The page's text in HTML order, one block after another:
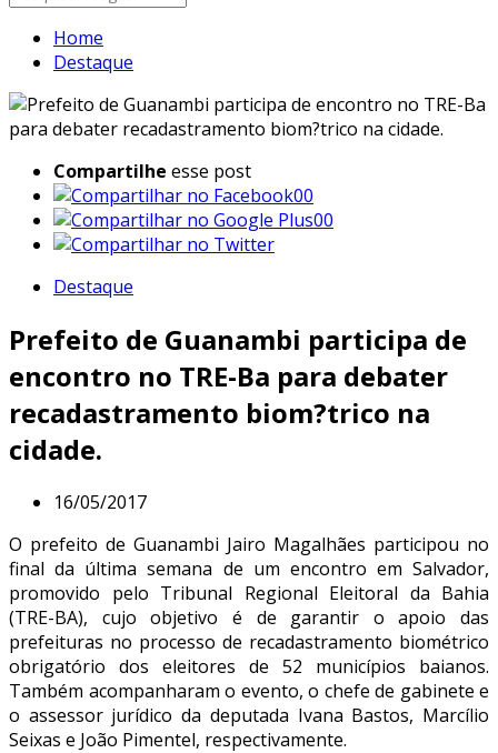
Home
Destaque
Compartilhe esse post
00
00
Destaque
Prefeito de Guanambi participa de
encontro no TRE-Ba para debater
recadastramento biom?trico na
cidade.
16/05/2017
O prefeito de Guanambi Jairo Magalhães participou no
final da última semana de um encontro em Salvador,
promovido pelo Tribunal Regional Eleitoral da Bahia
(TRE-BA), cujo objetivo é de garantir o apoio das
prefeituras no processo de recadastramento biométrico
obrigatório dos eleitores de 52 municípios baianos.
Também acompanharam o evento, o chefe de gabinete e
o assessor jurídico da deputada Ivana Bastos, Marcílio
Seixas e João Pimentel, respectivamente.